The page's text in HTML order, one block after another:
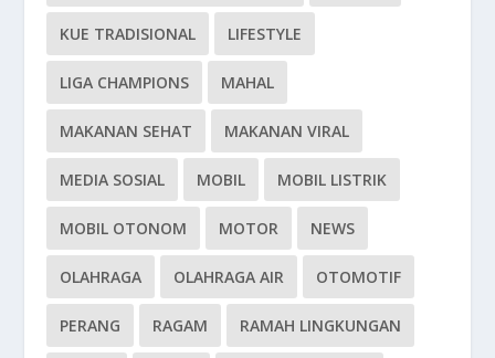
KUE TRADISIONAL LIFESTYLE
LIGA CHAMPIONS MAHAL
MAKANAN SEHAT MAKANAN VIRAL
MEDIA SOSIAL MOBIL MOBIL LISTRIK
MOBIL OTONOM MOTOR NEWS
OLAHRAGA OLAHRAGA AIR OTOMOTIF
PERANG RAGAM RAMAH LINGKUNGAN